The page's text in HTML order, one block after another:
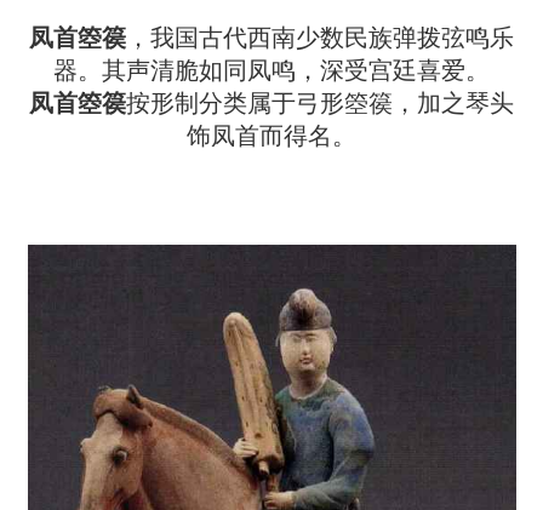
凤首箜篌 ，我国古代西南少数民族弹拨弦鸣乐
器。其声清脆如同凤鸣，深受宫廷喜爱。
凤首箜篌按形制分类属于弓形箜篌，加之琴头
饰凤首而得名。